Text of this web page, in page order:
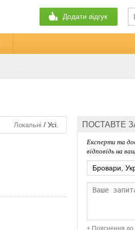
Додати відгук
ПОСТАВТЕ
Експерти та
відповідь на
+ Пояснення до
Локальні / Усі.